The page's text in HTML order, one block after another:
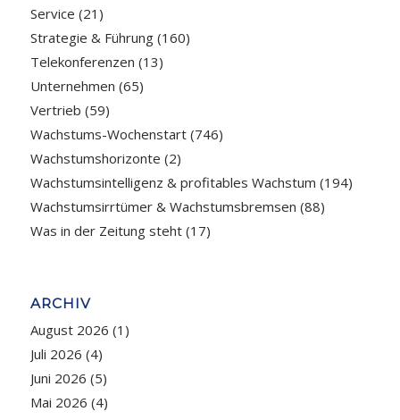
Service (21)
Strategie & Führung(160)
Telekonferenzen (13)
Unternehmen (65)
Vertrieb (59)
Wachstums-Wochenstart(746)
Wachstumshorizonte (2)
Wachstumsintelligenz & profitables Wachstum (194)
Wachstumsirrtümer & Wachstumsbremsen (88)
Was in der Zeitung steht(17)
ARCHIV
August 2026 (1)
Juli 2026 (4)
Juni 2026 (5)
Mai 2026 (4)